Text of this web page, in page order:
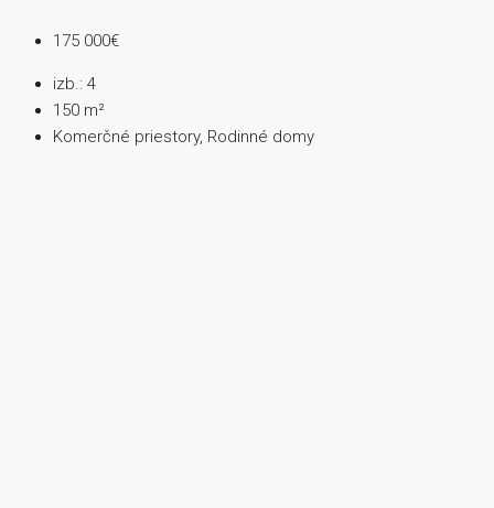
175 000€
izb.: 4
150 m²
Komerčné priestory, Rodinné domy